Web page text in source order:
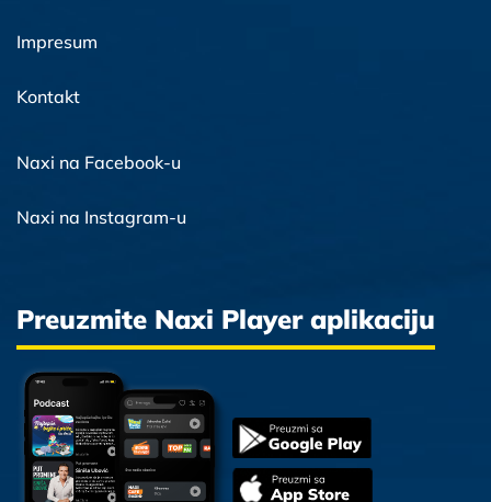
Impresum
Kontakt
Naxi na Facebook-u
Naxi na Instagram-u
Preuzmite Naxi Player aplikaciju